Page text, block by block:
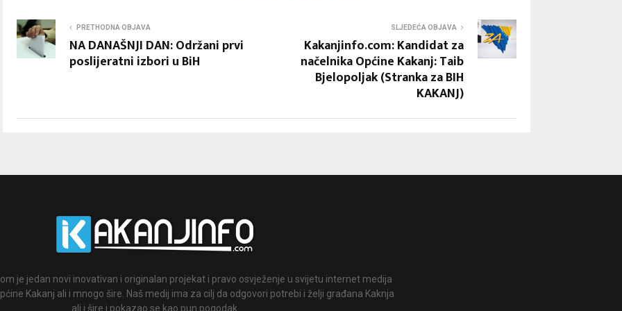
PRETHODNA OBJAVA
NA DANAŠNJI DAN: Održani prvi
poslijeratni izbori u BiH
SLJEDEĆA OBJAVA
Kakanjinfo.com: Kandidat za
načelnika Općine Kakanj: Taib
Bjelopoljak (Stranka za BIH
KAKANJ)
je jedan novi inovativan i originalan projekat i pravo osvježenje u svijetu internet medija
Kakanj ali i mnogo šire. Naš medij ima za cilj da odgovori potrebi i želji građana Kaknja
ali i šire i pokazao se kao pun pogodak.